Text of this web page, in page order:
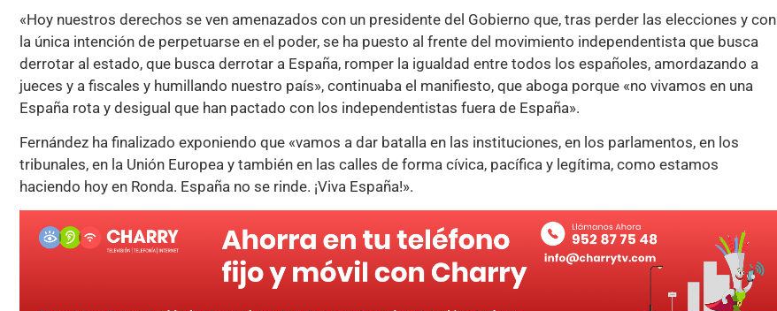
«Hoy nuestros derechos se ven amenazados con un presidente del Gobierno que, tras perder las elecciones y con
la única intención de perpetuarse en el poder, se ha puesto al frente del movimiento independentista que busca
derrotar al estado, que busca derrotar a España, romper la igualdad entre todos los españoles, amordazando a
jueces y a fiscales y humillando nuestro país», continuaba el manifiesto, que aboga porque «no vivamos en una
España rota y desigual que han pactado con los independentistas fuera de España».
Fernández ha finalizado exponiendo que «vamos a dar batalla en las instituciones, en los parlamentos, en los
tribunales, en la Unión Europea y también en las calles de forma cívica, pacífica y legítima, como estamos
haciendo hoy en Ronda. España no se rinde. ¡Viva España!».